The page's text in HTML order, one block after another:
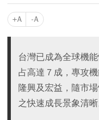
+A -A
台灣已成為全球機
占高達７成，專攻
隆興及宏益，隨市
之快速成長景象清晰